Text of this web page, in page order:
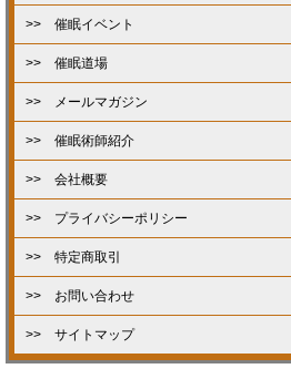
>> 催眠イベント
>> 催眠道場
>> メールマガジン
>> 催眠術師紹介
>> 会社概要
>> プライバシーポリシー
>> 特定商取引
>> お問い合わせ
>> サイトマップ